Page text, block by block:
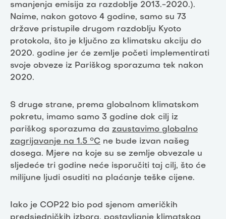
smanjenja emisija za razdoblje 2013.-2020.).
Naime, nakon gotovo 4 godine, samo su 73
države pristupile drugom razdoblju Kyoto
protokola, što je ključno za klimatsku akciju do
2020. godine jer će zemlje početi implementirati
svoje obveze iz Pariškog sporazuma tek nakon
2020.
S druge strane, prema globalnom klimatskom
pokretu, imamo samo 3 godine dok cilj iz
pariškog sporazuma da zaustavimo globalno
zagrijavanje na 1.5 °C ne bude izvan našeg
dosega. Mjere na koje su se zemlje obvezale u
sljedeće tri godine neće isporučiti taj cilj, što će
milijune ljudi osuditi na plaćanje teške cijene.
Iako je COP22 bio pod sjenom američkih